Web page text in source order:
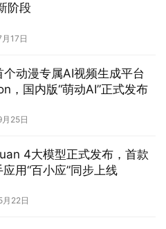
阶段
17日
个动漫专属AI视频生成平台
，国内版“萌动AI”正式发布
25日
4大模型正式发布，首款
应用“百小应”同步上线
22日